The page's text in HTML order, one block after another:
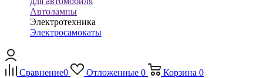
Автолампы
Электротехника
Электросамокаты
Сравнение0 Отложенные 0 Корзина 0